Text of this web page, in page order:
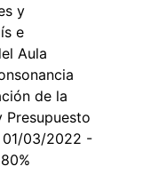
y
e
Aula
de la
Presupuesto
01/03/2022 -